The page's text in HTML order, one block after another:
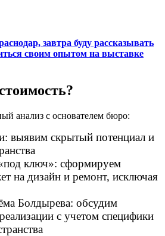
завтра буду рассказывать
своим опытом на выставке
анализ с основателем бюро:
выявим скрытый потенциал и
ключ»: сформируем
на дизайн и ремонт, исключая
Болдырева: обсудим
с учетом специфики